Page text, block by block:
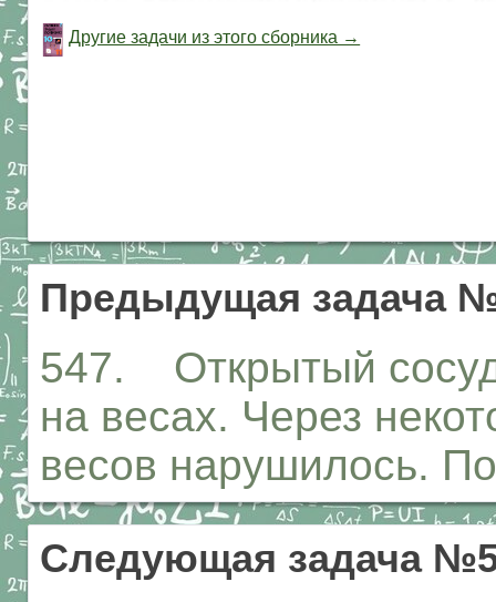
Другие задачи из этого сборника →
Предыдущая задача
547. Открытый
на весах. Через
весов нарушилось.
Следующая задача